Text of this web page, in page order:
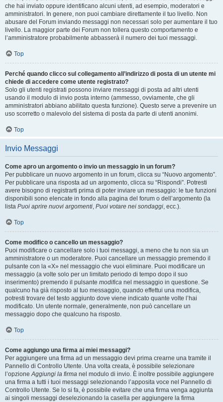
che hai inviato oppure identificano alcuni utenti, ad esempio, moderatori e
amministratori. In genere, non puoi cambiare direttamente il tuo livello. Non
abusare del Forum inviando messaggi non necessari solo per aumentare il tuo
livello. La maggior parte dei Forum non tollera questo comportamento e
l’amministratore probabilmente abbasserà il numero dei tuoi messaggi.
Top
Perché quando clicco sul collegamento all’indirizzo di posta di un utente mi
chiede di accedere come utente registrato?
Solo gli utenti registrati possono inviare messaggi di posta ad altri utenti
usando il modulo di invio posta interno (ammesso, ovviamente, che gli
amministratori abbiano abilitato questa funzione). Questo serve a prevenire un
uso scorretto o malevolo del sistema di posta da parte di utenti anonimi.
Top
Invio Messaggi
Come apro un argomento o invio un messaggio in un forum?
Per pubblicare un nuovo argomento in un forum, clicca su “Nuovo argomento”.
Per pubblicare una risposta ad un argomento, clicca su “Rispondi”. Potresti
avere bisogno di registrarti prima di poter inviare un messaggio: le tue funzioni
disponibili sono elencate in fondo alla pagina del forum o dell’argomento (la
lista Puoi aprire nuovi argomenti, Puoi votare nei sondaggi, ecc.).
Top
Come modifico o cancello un messaggio?
Puoi modificare o cancellare solo i tuoi messaggi, a meno che tu non sia un
amministratore o un moderatore. Puoi cancellare un messaggio premendo il
pulsante con la «X» nel messaggio che vuoi eliminare. Puoi modificare un
messaggio (a volte solo per un limitato periodo di tempo dopo il suo
inserimento) premendo il pulsante modifica nel messaggio in questione. Se
qualcuno ha già risposto al tuo messaggio, quando effettui una modifica,
potresti trovare del testo aggiunto dove viene indicato quante volte l’hai
modificato. Un utente normale, generalmente, non può cancellare un
messaggio dopo che qualcuno ha risposto.
Top
Come aggiungo una firma ai miei messaggi?
Per aggiungere una firma ad un messaggio devi prima crearne una tramite il
Pannello di Controllo Utente. Una volta creata, è possibile selezionare
l’opzioneAggiungi la firma nel modulo di invio. È inoltre possibile aggiungere
una firma a tutti i tuoi messaggi selezionando l’apposita voce nel Pannello di
Controllo Utente. Se lo si fa, è possibile evitare che una firma venga aggiunta
ai singoli messaggi deselezionando la casella per aggiungere la firma